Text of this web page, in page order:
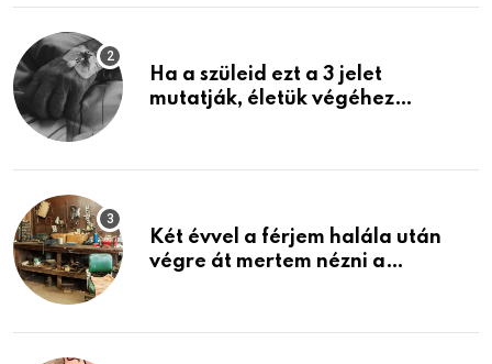
Ha a szüleid ezt a 3 jelet
mutatják, életük végéhez
Két évvel a férjem halála után
végre át mertem nézni a
életemet